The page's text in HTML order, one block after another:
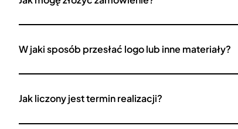
W jaki sposób przesłać logo lub inne materiały?
Jak liczony jest termin realizacji?